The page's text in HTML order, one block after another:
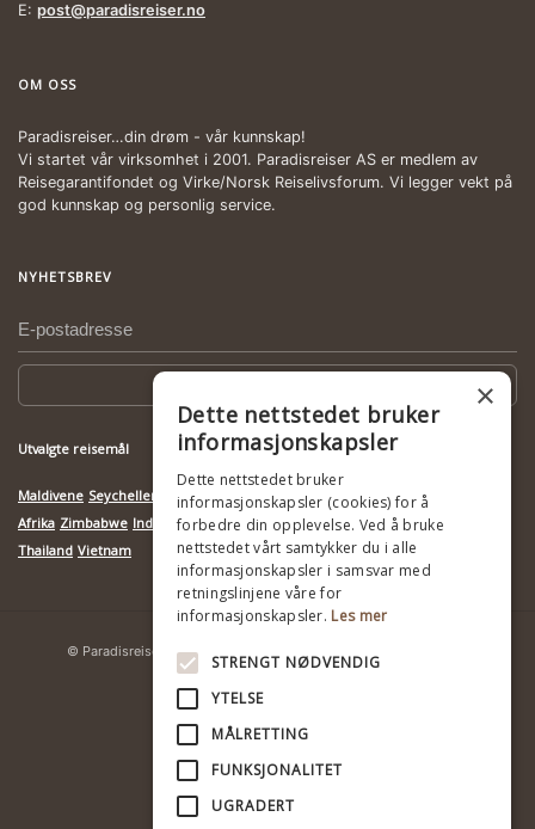
E: post@paradisreiser.no
OM OSS
Paradisreiser…din drøm - vår kunnskap!
Vi startet vår virksomhet i 2001. Paradisreiser AS er medlem av
Reisegarantifondet og Virke/Norsk Reiselivsforum. Vi legger vekt på
god kunnskap og personlig service.
NYHETSBREV
Utvalgte reisemål
Maldivene Seychellene Mauritius Botswana Kenya Mosambik Namibia
Afrika Zimbabwe India Indonesia Kambodsja Madagaskar Sri Lanka
Thailand Vietnam
© Paradisreiser Ansvarlig turisme
×
Dette nettstedet bruker
informasjonskapsler
Dette nettstedet bruker
informasjonskapsler (cookies) for å
forbedre din opplevelse. Ved å bruke
nettstedet vårt samtykker du i alle
informasjonskapsler i samsvar med
retningslinjene våre for
informasjonskapsler. Les mer
STRENGT NØDVENDIG
YTELSE
MÅLRETTING
FUNKSJONALITET
UGRADERT